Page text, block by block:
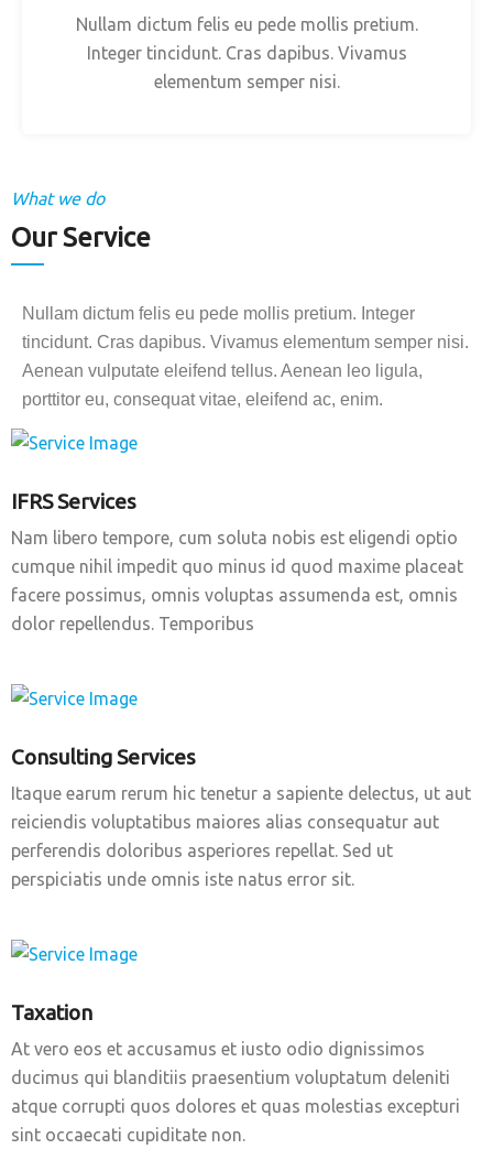
Nullam dictum felis eu pede mollis pretium.
Integer tincidunt. Cras dapibus. Vivamus
elementum semper nisi.
What we do
Our Service
Nullam dictum felis eu pede mollis pretium. Integer
tincidunt. Cras dapibus. Vivamus elementum semper nisi.
Aenean vulputate eleifend tellus. Aenean leo ligula,
porttitor eu, consequat vitae, eleifend ac, enim.
IFRS Services
Nam libero tempore, cum soluta nobis est eligendi optio
cumque nihil impedit quo minus id quod maxime placeat
facere possimus, omnis voluptas assumenda est, omnis
dolor repellendus. Temporibus
Consulting Services
Itaque earum rerum hic tenetur a sapiente delectus, ut aut
reiciendis voluptatibus maiores alias consequatur aut
perferendis doloribus asperiores repellat. Sed ut
perspiciatis unde omnis iste natus error sit.
Taxation
At vero eos et accusamus et iusto odio dignissimos
ducimus qui blanditiis praesentium voluptatum deleniti
atque corrupti quos dolores et quas molestias excepturi
sint occaecati cupiditate non.